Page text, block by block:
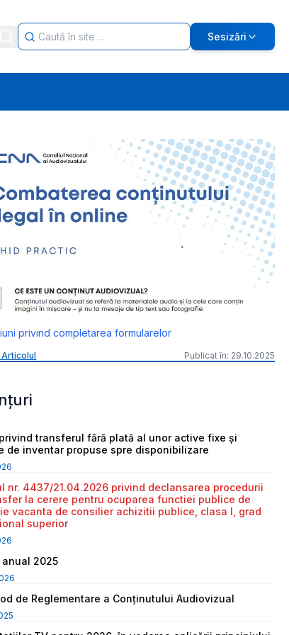
Sesizări
privind completarea formularelor
Publicat în: 29.10.2025
transferul fără plată al unor active fixe și
de inventar propuse spre disponibilizare
nr. 4437/21.04.2026 privind declansarea procedurii
la cerere pentru ocuparea functiei publice de
vacanta de consilier achizitii publice, clasa I, grad
superior
anual 2025
de Reglementare a Conținutului Audiovizual